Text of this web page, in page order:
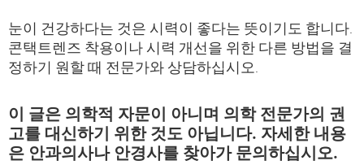
눈이 건강하다는 것은 시력이 좋다는 뜻이기도 합니다.
콘택트렌즈 착용이나 시력 개선을 위한 다른 방법을 결
정하기 원할 때 전문가와 상담하십시오.
이 글은 의학적 자문이 아니며 의학 전문가의 권
고를 대신하기 위한 것도 아닙니다. 자세한 내용
은 안과의사나 안경사를 찾아가 문의하십시오.